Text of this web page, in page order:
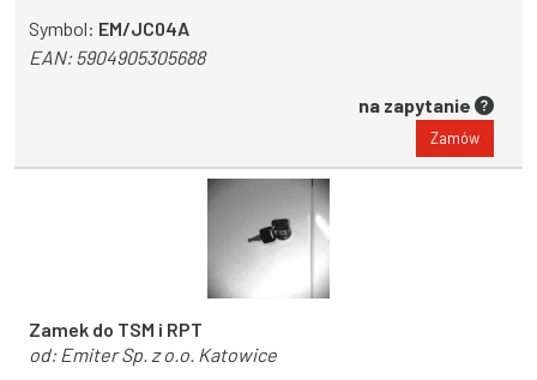
Symbol: EM/JC04A
EAN:5904905305688
na zapytanie
Zamów
Zamek do TSM i RPT
od: Emiter Sp. z o.o. Katowice